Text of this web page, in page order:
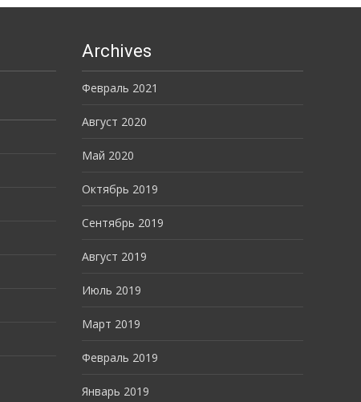
Archives
Февраль 2021
Август 2020
Май 2020
Октябрь 2019
Сентябрь 2019
Август 2019
Июль 2019
Март 2019
Февраль 2019
Январь 2019